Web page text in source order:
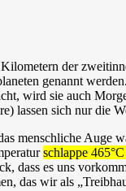
der
genannt
wird sie auch
lassen sich nur
menschliche
schlappe
dass es uns
das wir als